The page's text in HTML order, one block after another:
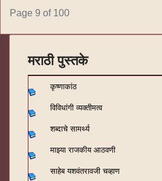
Page 9 of 100
मराठी पुस्तके
कृष्णाकांठ
विविधांगी व्यक्तीमत्व
शब्दाचे सामर्थ्य
माझ्या राजकीय आठवणी
साहेब यशवंतरावजी चव्हाण